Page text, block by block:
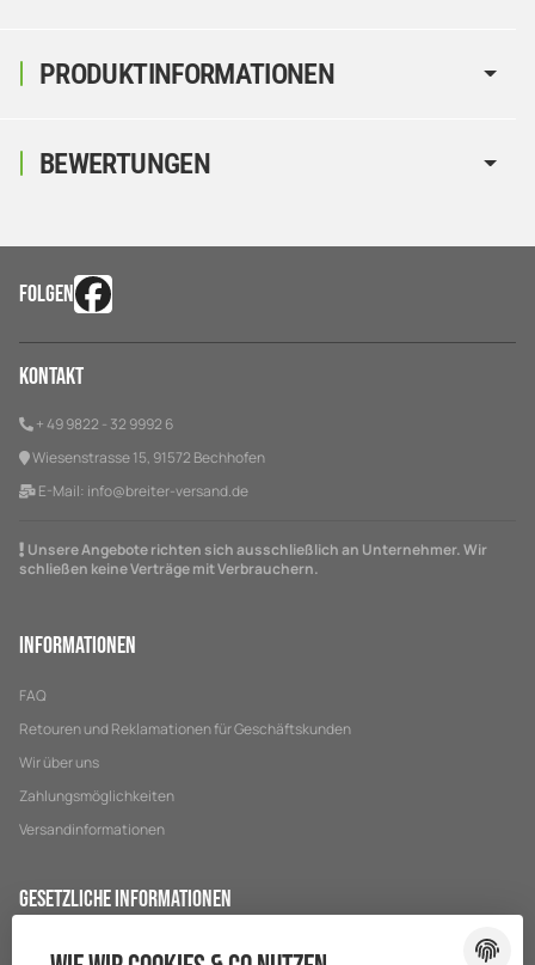
PRODUKTINFORMATIONEN
BEWERTUNGEN
FOLGEN
Kontakt
+ 49 9822 - 32 9992 6
Wiesenstrasse 15, 91572 Bechhofen
E-Mail: info@breiter-versand.de
Unsere Angebote richten sich ausschließlich an Unternehmer. Wir
schließen keine Verträge mit Verbrauchern.
Informationen
FAQ
Retouren und Reklamationen für Geschäftskunden
Wir über uns
Zahlungsmöglichkeiten
Versandinformationen
Gesetzliche Informationen